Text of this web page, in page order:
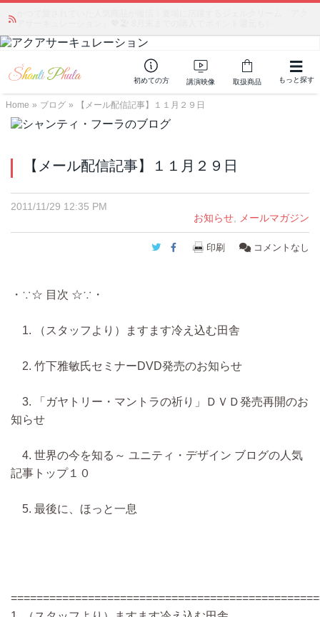
初めての方 講演映像 取扱商品 もっと探す
Home » ブログ » 【メール配信記事】１１月２９日
【メール配信記事】１１月２９日
2011/11/29 12:35 PM
お知らせ
メールマガジン
Twitter
Facebook
印刷 コメントなし
・∵☆ 目次 ☆∵・
1. （スタッフより）ますます冷え込む田舎
2. 竹下雅敏氏セミナーDVD発売のお知らせ
3. 「ガヤトリー・マントラの祈り」ＤＶＤ発売再開のお
知らせ
4. 世界の今を知る～ ユニティ・デザイン ブログの人気
記事トップ１０
5. 最後に、ほっと一息